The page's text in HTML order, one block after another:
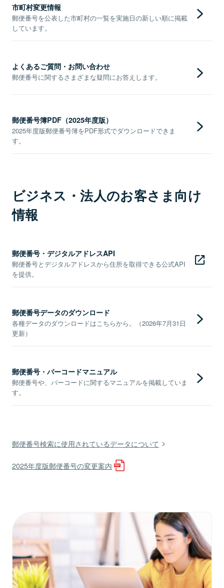
市町村変更情報
郵便番号を公表した市町村の一覧を実施日の新しい順に掲載
しています。
よくあるご質問・お問い合わせ
郵便番号に関するさまざまな疑問にお答えします。
郵便番号簿PDF（2025年度版）
2025年度版郵便番号簿をPDF形式でダウンロードできま
す。
ビジネス・法人のお客さま向け
情報
郵便番号・デジタルアドレスAPI
郵便番号とデジタルアドレスから住所を取得できる公式API
を提供。
郵便番号データのダウンロード
各種データのダウンロードはこちらから。（2026年7月31日
更新）
郵便番号・バーコードマニュアル
郵便番号や、バーコードに関するマニュアルを掲載していま
す。
郵便番号検索に使用されているデータについて
2025年度版郵便番号の変更案内